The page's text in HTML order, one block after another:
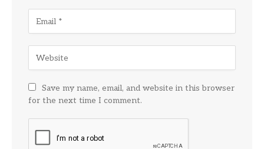
Save my name, email, and website in this browser
for the next time I comment.